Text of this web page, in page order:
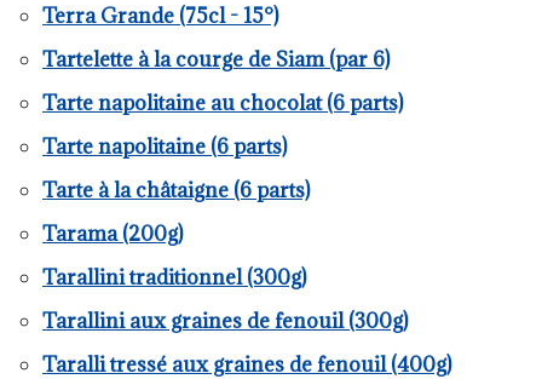
Terra Grande (75cl - 15°)
Tartelette à la courge de Siam (par 6)
Tarte napolitaine au chocolat (6 parts)
Tarte napolitaine (6 parts)
Tarte à la châtaigne (6 parts)
Tarama (200g)
Tarallini traditionnel (300g)
Tarallini aux graines de fenouil (300g)
Taralli tressé aux graines de fenouil (400g)